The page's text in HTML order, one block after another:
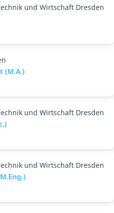
und Wirtschaft Dresden
(M.A.)
und Wirtschaft Dresden
und Wirtschaft Dresden